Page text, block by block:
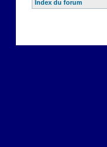
Index du forum